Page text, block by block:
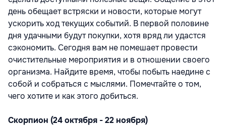
день обещает встряски и новости, которые могут
ускорить ход текущих событий. В первой половине
дня удачными будут покупки, хотя вряд ли удастся
сэкономить. Сегодня вам не помешает провести
очистительные мероприятия и в отношении своего
организма. Найдите время, чтобы побыть наедине с
собой и собраться с мыслями. Помечтайте о том,
чего хотите и как этого добиться.
Скорпион (24 октября - 22 ноября)